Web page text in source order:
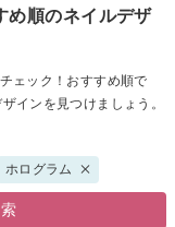
め順のネイルデザ
ェック！おすすめ順で
インを見つけましょう。
ホログラム